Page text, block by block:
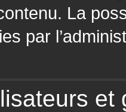
La
par
et